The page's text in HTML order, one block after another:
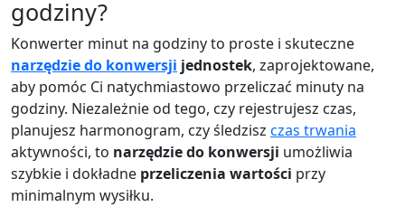
godziny?
Konwerter minut na godziny to proste i skuteczne
narzędzie do konwersji jednostek, zaprojektowane,
aby pomóc Ci natychmiastowo przeliczać minuty na
godziny. Niezależnie od tego, czy rejestrujesz czas,
planujesz harmonogram, czy śledzisz czas trwania
aktywności, to narzędzie do konwersji umożliwia
szybkie i dokładne przeliczenia wartości przy
minimalnym wysiłku.